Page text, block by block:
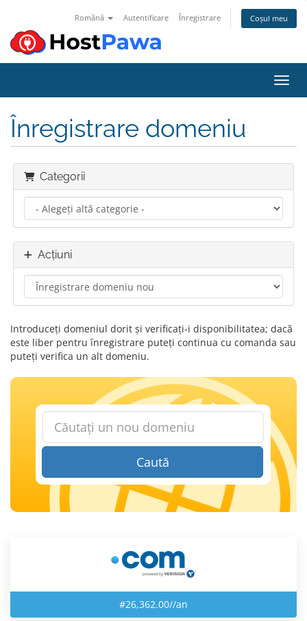
Română Autentificare Înregistrare Coșul meu
Înregistrare domeniu
Categorii
Acțiuni
Introduceți domeniul dorit și verificați-i disponibilitatea; dacă
este liber pentru înregistrare puteți continua cu comanda sau
puteți verifica un alt domeniu.
Caută
#26,362.00//an